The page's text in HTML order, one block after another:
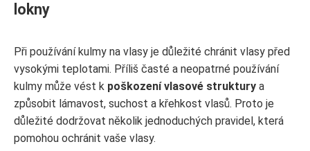
lokny
Při používání kulmy na vlasy je důležité chránit vlasy před
vysokými teplotami. Příliš časté a neopatrné používání
kulmy může vést k poškození vlasové struktury a
způsobit lámavost, suchost a křehkost vlasů. Proto je
důležité dodržovat několik jednoduchých pravidel, která
pomohou ochránit vaše vlasy.